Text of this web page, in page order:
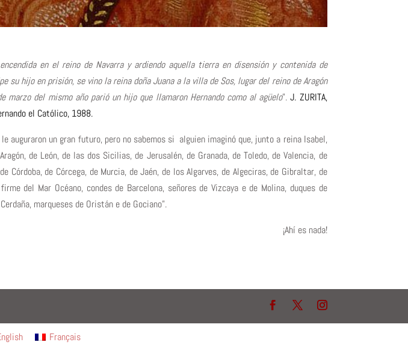
en el reino de Navarra y ardiendo aquella tierra en disensión y contenida de
su hijo en prisión, se vino la reina doña Juana a la villa de Sos, lugar del reino de Aragón
marzo del mismo año parió un hijo que llamaron Hernando como al agüelo”. J. ZURITA,
el Católico, 1988.
auguraron un gran futuro, pero no sabemos si alguien imaginó que, junto a reina Isabel,
de León, de las dos Sicilias, de Jerusalén, de Granada, de Toledo, de Valencia, de
Córdoba, de Córcega, de Murcia, de Jaén, de los Algarves, de Algeciras, de Gibraltar, de
del Mar Océano, condes de Barcelona, señores de Vizcaya e de Molina, duques de
marqueses de Oristán e de Gociano”.
¡Ahí es nada!
Français